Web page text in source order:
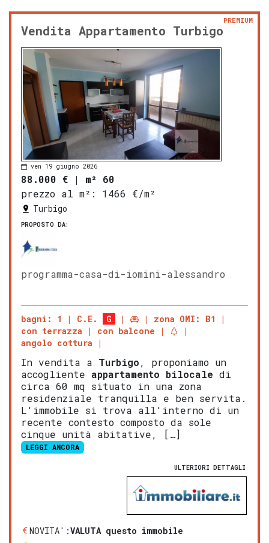
Vendita Appartamento Turbigo
PREMIUM
ven 19 giugno 2026
88.000 € | m² 60
prezzo al m²:
1466 €/m²
Turbigo
PROPOSTO DA:
programma-casa-di-iomini-alessandro
bagni: 1 C.E. G
zona OMI: B1
con terrazza
con balcone
angolo cottura
In vendita a Turbigo, proponiamo un
accogliente appartamento bilocale di
circa 60 mq situato in una zona
residenziale tranquilla e ben servita.
L'immobile si trova all'interno di un
recente contesto composto da sole
cinque unità abitative, […]
LEGGI ANCORA
ULTERIORI DETTAGLI
NOVITA':VALUTA questo immobile